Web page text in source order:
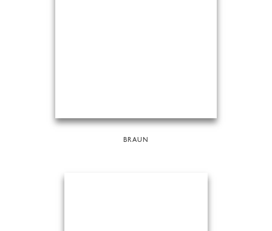
BRAUN